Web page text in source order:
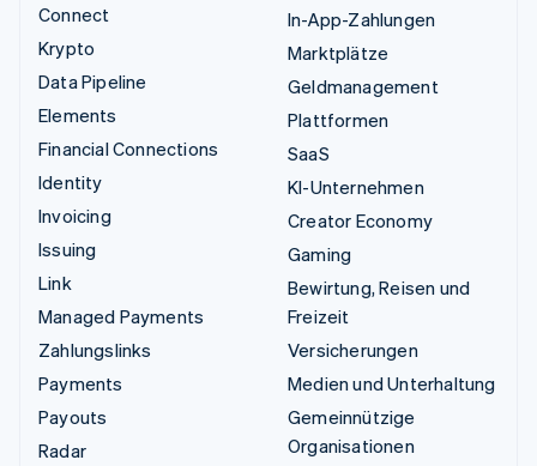
Connect
Krypto
Data Pipeline
Elements
Financial Connections
Identity
Invoicing
Issuing
Link
Managed Payments
Zahlungslinks
Payments
Payouts
Radar
In-App-Zahlungen
Marktplätze
Geldmanagement
Plattformen
SaaS
KI-Unternehmen
Creator Economy
Gaming
Bewirtung, Reisen und
Freizeit
Versicherungen
Medien und Unterhaltung
Gemeinnützige
Organisationen